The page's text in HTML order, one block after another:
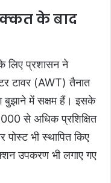
के बाद
लिए प्रशासन ने
टावर (AWT) तैनात
में सक्षम हैं। इसके
से अधिक प्रशिक्षित
भी स्थापित किए
उपकरण भी लगाए गए